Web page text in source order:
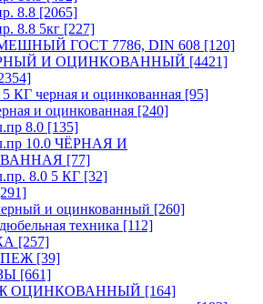
8.8 [2065]
8.8 5кг [227]
ГОСТ 7786, DIN 608 [120]
И ОЦИНКОВАННЫЙ [4421]
КГ черная и оцинкованная [95]
и оцинкованная [240]
8.0 [135]
10.0 ЧЁРНАЯ И
[77]
8.0 5 КГ [32]
и оцинкованный [260]
техника [112]
[257]
[39]
[661]
ОЦИНКОВАННЫЙ [164]